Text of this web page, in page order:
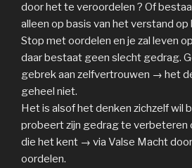
door het te veroordelen ? Of
alleen op basis van het verstand op
Stop met oordelen en je zal leven
daar bestaat geen slecht gedrag.
gebrek aan zelfvertrouwen → het
geheel niet.
Het is alsof het denken zichzelf wil
probeert zijn gedrag te verbeteren
die het kent → via Valse Macht
oordelen.